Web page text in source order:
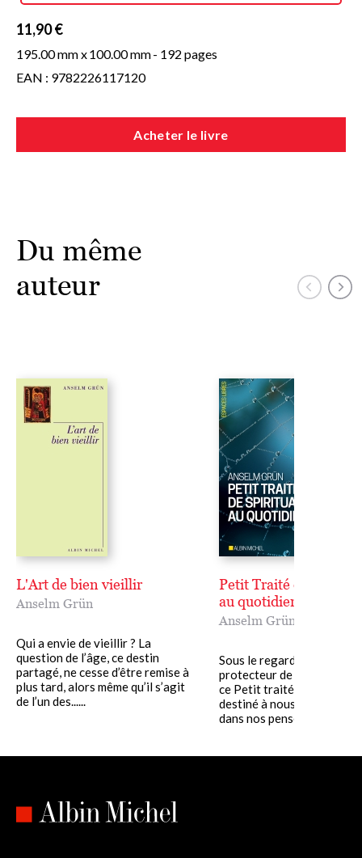
Libérateurs de notre angoisse, ils deviennent, au-delà de
toute superstition, des guides sur le chemin le nous-même.
11,90 €
195.00 mm x100.00 mm- 192 pages
EAN : 9782226117120
Acheter le livre
Du même
auteur
L'Art de bien vieillir
Anselm Grün
Qui a envie de vieillir ? La
question de l’âge, ce destin
partagé, ne cesse d’être remise à
plus tard, alors même qu’il s’agit
de l’un des......
Petit Traité de
au quotidien
Anselm Grün
Sous le regard complice et
protecteur de cinquante
ce Petit traité de
destiné à nous
dans nos pensées et dans